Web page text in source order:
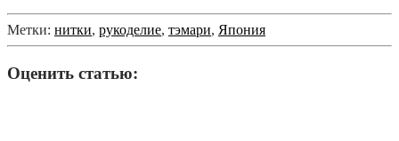
Метки: нитки, рукоделие, тэмари, Япония
Оценить статью: